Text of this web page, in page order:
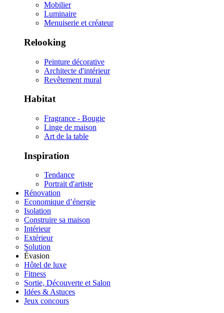
Mobilier
Luminaire
Menuiserie et créateur
Relooking
Peinture décorative
Architecte d'intérieur
Revêtement mural
Habitat
Fragrance - Bougie
Linge de maison
Art de la table
Inspiration
Tendance
Portrait d'artiste
Rénovation
Economique d’énergie
Isolation
Construire sa maison
Intérieur
Extérieur
Solution
Évasion
Hôtel de luxe
Fitness
Sortie, Découverte et Salon
Idées & Astuces
Jeux concours